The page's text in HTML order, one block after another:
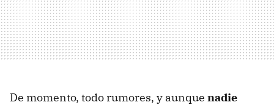
De momento, todo rumores, y aunque nadie